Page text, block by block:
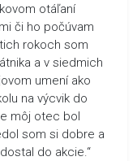
otáľaní
či ho počúvam
rokoch som
a v siedmich
umení ako
na výcvik do
môj otec bol
som si dobre a
do akcie.“